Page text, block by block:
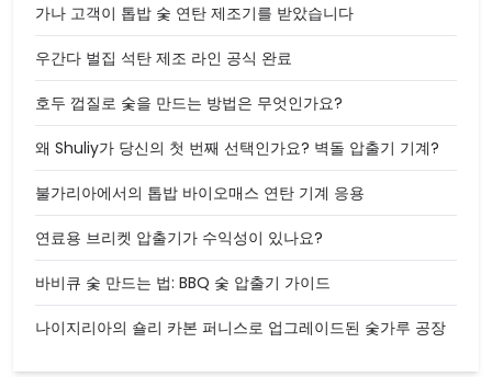
가나 고객이 톱밥 숯 연탄 제조기를 받았습니다
우간다 벌집 석탄 제조 라인 공식 완료
호두 껍질로 숯을 만드는 방법은 무엇인가요?
왜 Shuliy가 당신의 첫 번째 선택인가요? 벽돌 압출기 기계?
불가리아에서의 톱밥 바이오매스 연탄 기계 응용
연료용 브리켓 압출기가 수익성이 있나요?
바비큐 숯 만드는 법: BBQ 숯 압출기 가이드
나이지리아의 숄리 카본 퍼니스로 업그레이드된 숯가루 공장